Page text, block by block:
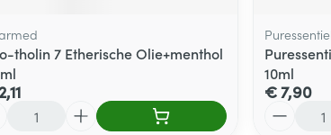
tholin 7 Etherische Olie+menthol
Puressentiel
10ml
€ 7,90